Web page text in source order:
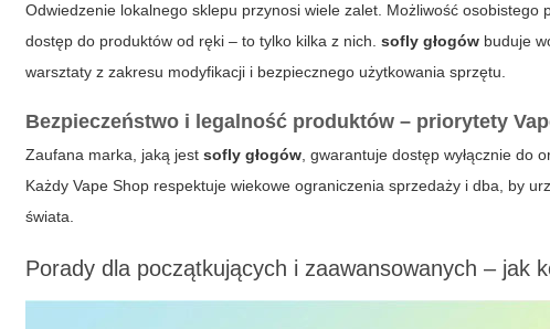
Odwiedzenie lokalnego sklepu przynosi wiele zalet. Możliwość
dostęp do produktów od ręki – to tylko kilka z nich.sofly głogów buduje
warsztaty z zakresu modyfikacji i bezpiecznego użytkowania sprzętu.
Bezpieczeństwo i legalność produktów – priorytety
Zaufana marka, jaką jestsofly głogów, gwarantuje dostęp wyłącznie do
KażdyVape Shop respektuje wiekowe ograniczenia sprzedaży i dba, by
świata.
Porady dla początkujących i zaawansowanych – jak